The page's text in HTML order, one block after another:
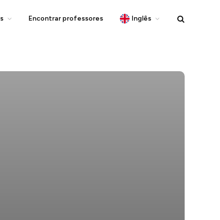
Encontrar professores Inglês